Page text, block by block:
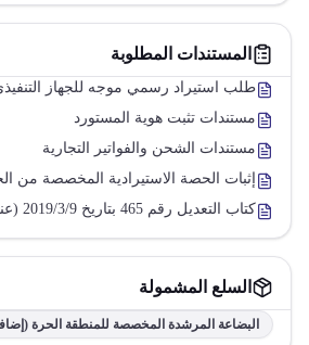
المستندات المطلوبة
طلب استيراد رسمي موجه للجهاز
مستندات تثبت هوية المستورد
مستندات الشحن والفواتير التجارية
إثبات الحصة الاستيرادية المخصصة من
كتاب التعديل رقم 465 بتاريخ 2019/3/9 (عند الحاجة)
السلع المشمولة
البضاعة المرشدة المخصصة للمنطقة الحرة (إضافة